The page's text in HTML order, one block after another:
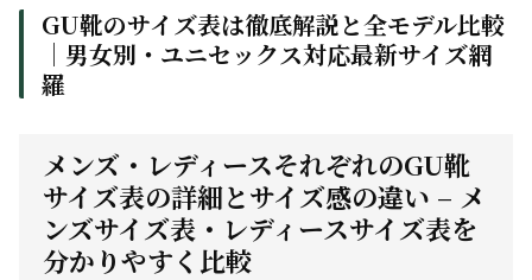
GU靴のサイズ表は徹底解説と全モデル比較
｜男女別・ユニセックス対応最新サイズ網
羅
メンズ・レディースそれぞれのGU靴
サイズ表の詳細とサイズ感の違い – メ
ンズサイズ表・レディースサイズ表を
分かりやすく比較